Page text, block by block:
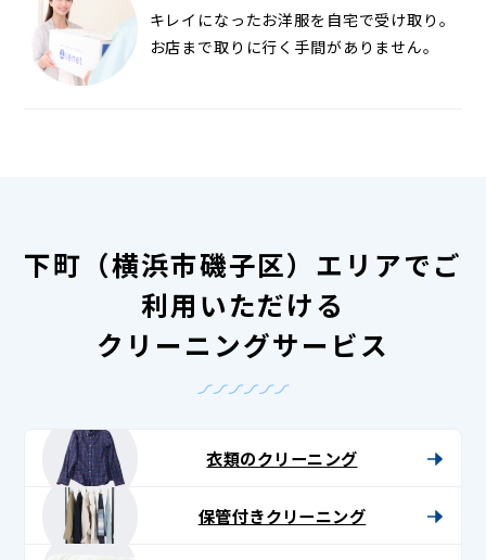
キレイになったお洋服を自宅で受け取り。
お店まで取りに行く手間がありません。
下町（横浜市磯子区）エリアでご
利用いただける
クリーニングサービス
衣類のクリーニング
保管付きクリーニング